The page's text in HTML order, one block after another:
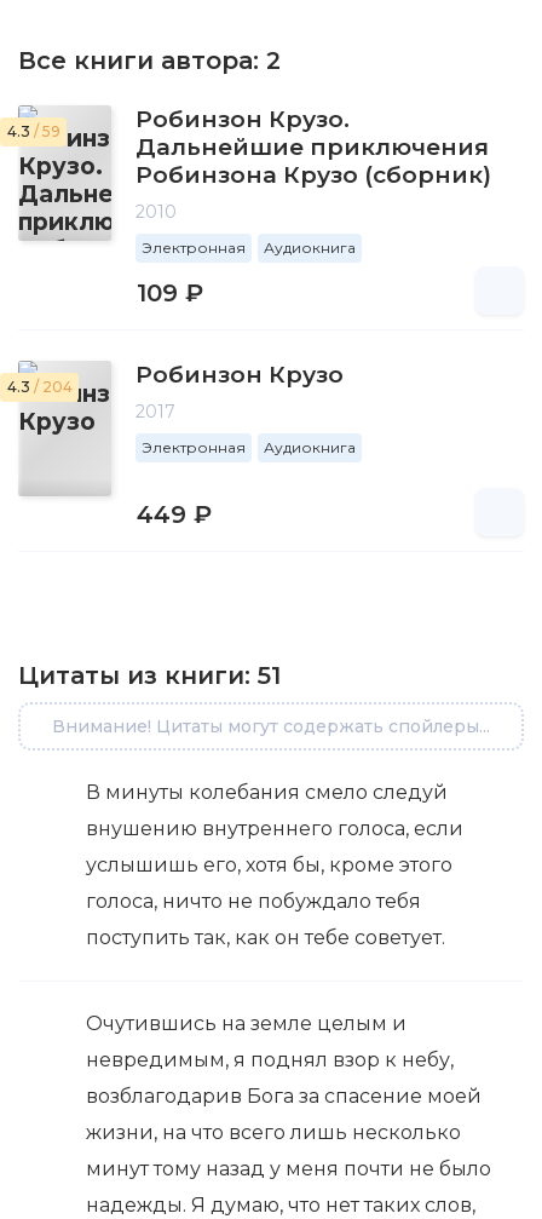
Все книги автора: 2
4.3 / 59
Робинзон Крузо.
Дальнейшие приключения
Робинзона Крузо (сборник)
2010
Электронная Аудиокнига
109 ₽
4.3 / 204 Робинзон Крузо
2017
Электронная Аудиокнига
449 ₽
Цитаты из книги: 51
Внимание! Цитаты могут содержать спойлеры...
В минуты колебания смело следуй
внушению внутреннего голоса, если
услышишь его, хотя бы, кроме этого
голоса, ничто не побуждало тебя
поступить так, как он тебе советует.
Очутившись на земле целым и
невредимым, я поднял взор к небу,
возблагодарив Бога за спасение моей
жизни, на что всего лишь несколько
минут тому назад у меня почти не было
надежды. Я думаю, что нет таких слов,